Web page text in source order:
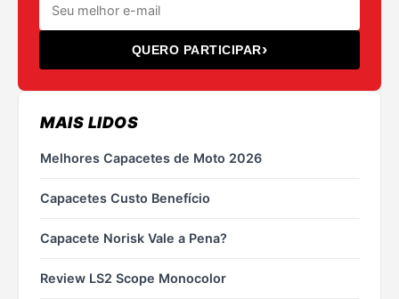
QUERO PARTICIPAR›
MAIS LIDOS
Melhores Capacetes de Moto 2026
Capacetes Custo Benefício
Capacete Norisk Vale a Pena?
Review LS2 Scope Monocolor